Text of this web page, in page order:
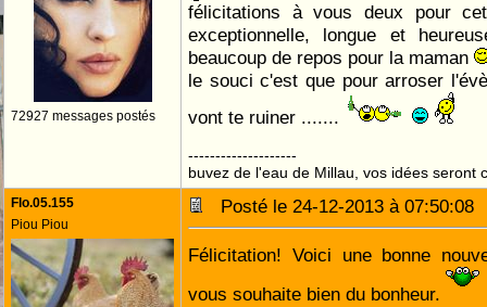
72927 messages postés
félicitations à vous deux pour
exceptionnelle, longue et
beaucoup de repos pour la maman
le souci c'est que pour arroser
vont te ruiner .......
--------------------
buvez de l'eau de Millau, vos idées seront
Flo.05.155
Piou Piou
Posté le 24-12-2013 à
Félicitation! Voici une bonne
vous souhaite bien du bonheur.